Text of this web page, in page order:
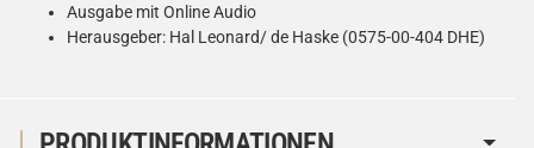
Ausgabe mit Online Audio
Herausgeber: Hal Leonard/ de Haske (0575-00-404 DHE)